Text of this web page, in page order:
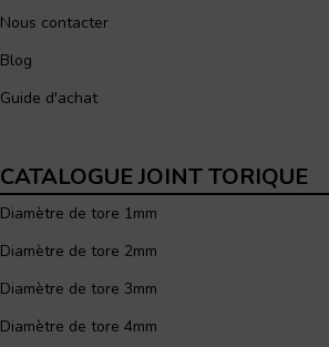
Nous contacter
Blog
Guide d'achat
CATALOGUE JOINT TORIQUE
Diamètre de tore 1mm
Diamètre de tore 2mm
Diamètre de tore 3mm
Diamètre de tore 4mm